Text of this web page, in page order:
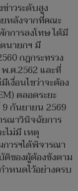
าวระดับสูง
ยหลังจากที่คณะ
การลงโทษ ได้มี
นายกฯ มี
กฎกระทรวง
.ศ.2562 และที่
งื่อนไขว่าจะต้อง
ตลอดระยะ
กันยายน 2569
ณาวินิจฉัยการ
ไม่มี เหตุ
ารฯได้พิจารณา
ของผู้ต้องขังตาม
หนดไว้อย่างครบ